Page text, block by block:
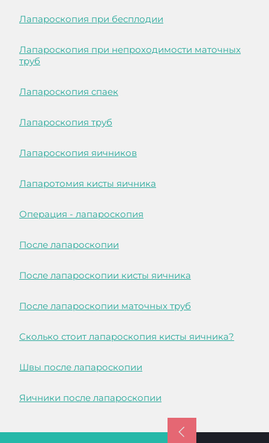
Лапароскопия при бесплодии
Лапароскопия при непроходимости маточных
труб
Лапароскопия спаек
Лапароскопия труб
Лапароскопия яичников
Лапаротомия кисты яичника
Операция - лапароскопия
После лапароскопии
После лапароскопии кисты яичника
После лапароскопии маточных труб
Сколько стоит лапароскопия кисты яичника?
Швы после лапароскопии
Яичники после лапароскопии